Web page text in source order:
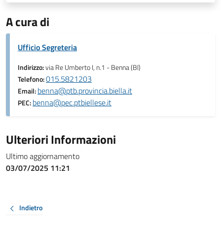
A cura di
Ufficio Segreteria
Indirizzo:via Re Umberto I, n.1 - Benna (Bl)
Telefono:015.5821203
Email:benna@ptb.provincia.biella.it
PEC:benna@pec.ptbiellese.it
Ulteriori Informazioni
Ultimo aggiornamento
03/07/2025 11:21
Indietro